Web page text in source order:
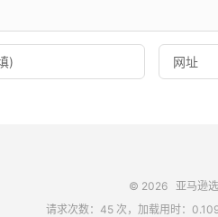
© 2026 亚马逊
请求次数：45 次，加载用时：